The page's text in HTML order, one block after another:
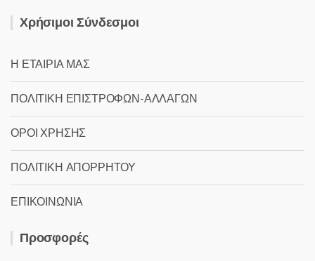
Χρήσιμοι Σύνδεσμοι
Η ΕΤΑΙΡΙΑ ΜΑΣ
ΠΟΛΙΤΙΚΗ ΕΠΙΣΤΡΟΦΩΝ-ΑΛΛΑΓΩΝ
ΟΡΟΙ ΧΡΗΣΗΣ
ΠΟΛΙΤΙΚΗ ΑΠΟΡΡΗΤΟΥ
ΕΠΙΚΟΙΝΩΝΙΑ
Προσφορές